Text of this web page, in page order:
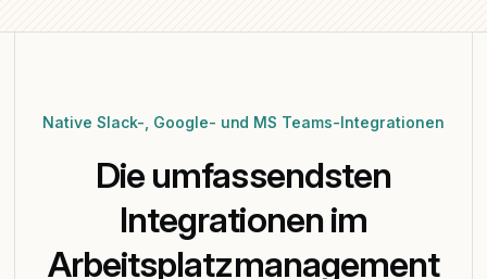
Native Slack-, Google- und MS Teams-Integrationen
Die umfassendsten
Integrationen im
Arbeitsplatz­management